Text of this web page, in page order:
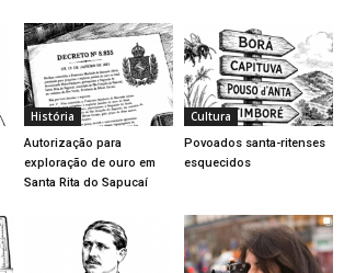
História
Autorização para
exploração de ouro em
Santa Rita do Sapucaí
Cultura
Povoados santa-ritenses
esquecidos